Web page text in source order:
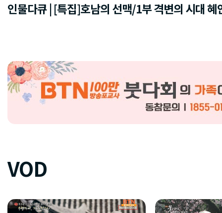
인물다큐 | [특집]호남의 선맥/1부 격변의 시대